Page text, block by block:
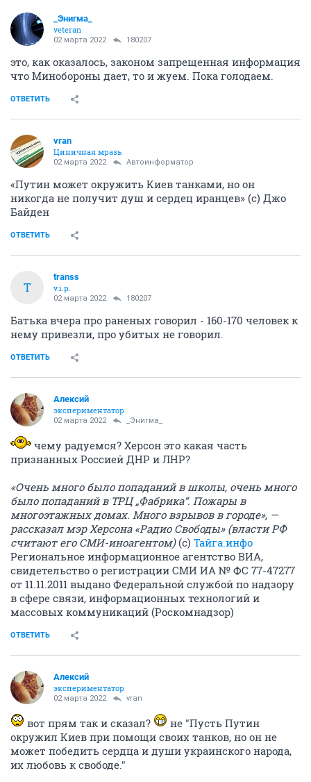
_Энигма_
veteran
02 марта 2022 180207
это, как оказалось, законом запрещенная информация
что Минобороны дает, то и жуем. Пока голодаем.
ОТВЕТИТЬ
vran
Циничная мразь
02 марта 2022 Автоинформатор
«Путин может окружить Киев танками, но он
никогда не получит душ и сердец иранцев» (с) Джо
Байден
ОТВЕТИТЬ
T
transs
v.i.p.
02 марта 2022 180207
Батька вчера про раненых говорил - 160-170 человек к
нему привезли, про убитых не говорил.
ОТВЕТИТЬ
Алексий
экспериментатор
02 марта 2022 _Энигма_
чему радуемся? Херсон это какая часть
признанных Россией ДНР и ЛНР?
«Очень много было попаданий в школы, очень много
было попаданий в ТРЦ „Фабрика“. Пожары в
многоэтажных домах. Много взрывов в городе», —
рассказал мэр Херсона «Радио Свободы» (власти РФ
считают его СМИ-иноагентом)(с) Тайга.инфо
Региональное информационное агентство ВИА,
свидетельство о регистрации СМИ ИА № ФС 77-47277
от 11.11.2011 выдано Федеральной службой по надзору
в сфере связи, информационных технологий и
массовых коммуникаций (Роскомнадзор)
ОТВЕТИТЬ
Алексий
экспериментатор
02 марта 2022 vran
вот прям так и сказал?
не "Пусть Путин
окружил Киев при помощи своих танков, но он не
может победить сердца и души украинского народа,
их любовь к свободе."